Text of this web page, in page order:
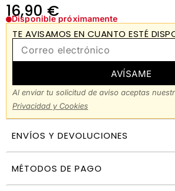
16,90€
Disponible próximamente
TE AVISAMOS EN CUANTO ESTÉ
AVÍSAME
Al enviar tu solicitud de aviso aceptas
Privacidad y Cookies
ENVÍOS Y DEVOLUCIONES
MÉTODOS DE PAGO